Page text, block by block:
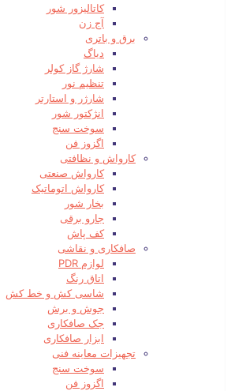
کاتالیزور شور
آج زن
برق و باتری
دیاگ
شارژ گاز کولر
تنظیم نور
شارژر و استارتر
انژکتور شور
سوخت سنج
اگزوز فن
کارواش و نظافتی
کارواش صنعتی
کارواش اتوماتیک
بخار شور
جارو برقی
کف پاش
صافکاری و نقاشی
لوازم PDR
اتاق رنگ
شاسی کش و خط کش
جوش و برش
جک صافکاری
ابزار صافکاری
تجهیزات معاینه فنی
سوخت سنج
اگزوز فن